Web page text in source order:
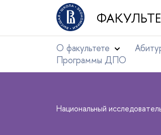
О факультете
Программы ДПО
Национальный